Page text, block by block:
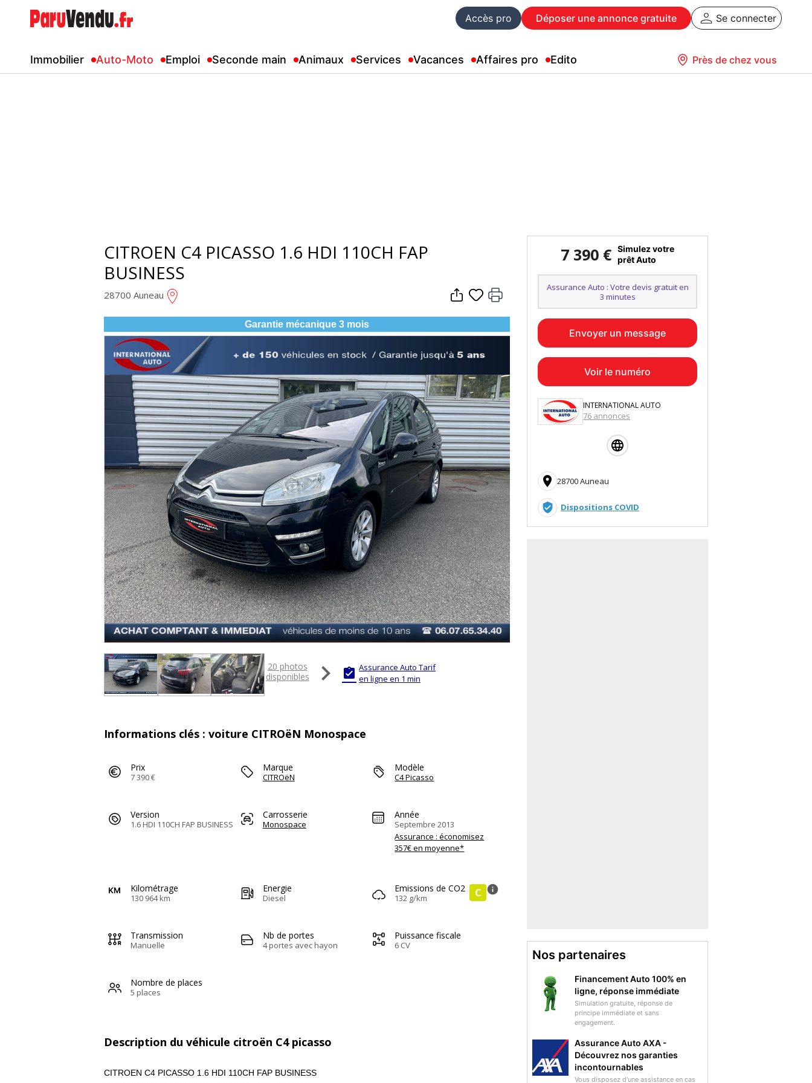
Accès pro Déposer une annonce gratuite Se connecter
Immobilier Auto-Moto Emploi Seconde main Animaux Services Vacances Affaires pro Edito Près de chez vous
CITROEN C4 PICASSO 1.6 HDI 110CH FAP
BUSINESS
28700 Auneau
Garantie mécanique 3 mois
20 photos
disponibles
  Assurance Auto Tarif
en ligne en 1 min
Informations clés : voiture CITROëN Monospace
Prix
7 390 €
Marque
CITROëN
Modèle
C4 Picasso
Version
1.6 HDI 110CH FAP BUSINESS
Carrosserie
Monospace
Année
Septembre 2013
Assurance : économisez
357€ en moyenne*
Kilométrage
130 964 km
Energie
Diesel
Emissions de CO2
132 g/km C info
Transmission
Manuelle
Nb de portes
4 portes avec hayon
Puissance fiscale
6 CV
Nombre de places
5 places
Description du véhicule citroën C4 picasso
CITROEN C4 PICASSO 1.6 HDI 110CH FAP BUSINESS
7 390 € Simulez votre
prêt Auto
Assurance Auto : Votre devis gratuit en
3 minutes
Envoyer un message
Voir le numéro
INTERNATIONAL AUTO
76 annonces
 28700 Auneau
verified_user Dispositions COVID
Nos partenaires
Financement Auto 100% en
ligne, réponse immédiate
Simulation gratuite, réponse de
principe immédiate et sans
engagement.
Assurance Auto AXA -
Découvrez nos garanties
incontournables
Vous disposez d'une assistance en cas